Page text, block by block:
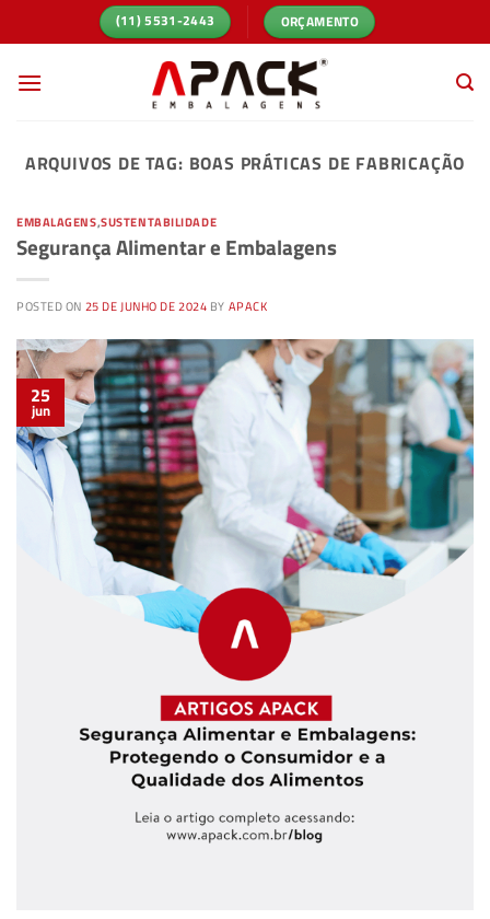
to
(11) 5531-2443 ORÇAMENTO
ARQUIVOS DE TAG: BOAS PRÁTICAS DE FABRICAÇÃO
EMBALAGENS,SUSTENTABILIDADE
Segurança Alimentar e Embalagens
POSTED ON 25 DE JUNHO DE 2024 BY APACK
25
jun